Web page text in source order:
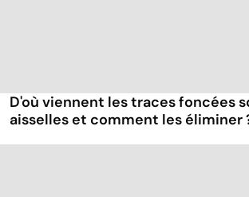
D'où viennent les traces foncées
aisselles et comment les éliminer